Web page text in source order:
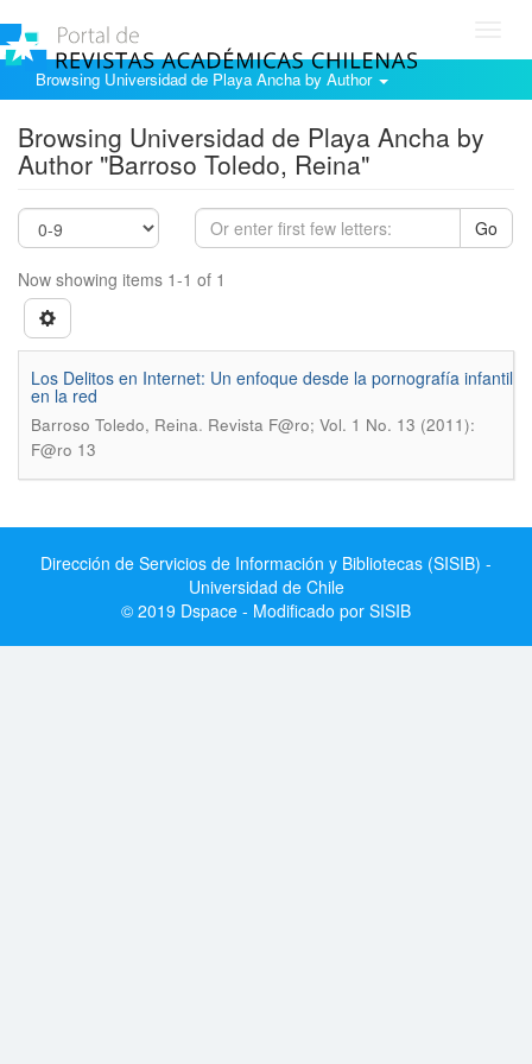
Browsing Universidad de Playa Ancha by Author
Browsing Universidad de Playa Ancha by
Author "Barroso Toledo, Reina"
Go
Now showing items 1-1 of 1
Los Delitos en Internet: Un enfoque desde la pornografía infantil
en la red
Barroso Toledo, Reina. Revista F@ro; Vol. 1 No. 13 (2011):
F@ro 13
Dirección de Servicios de Información y Bibliotecas (SISIB) -
Universidad de Chile
© 2019 Dspace - Modificado por SISIB